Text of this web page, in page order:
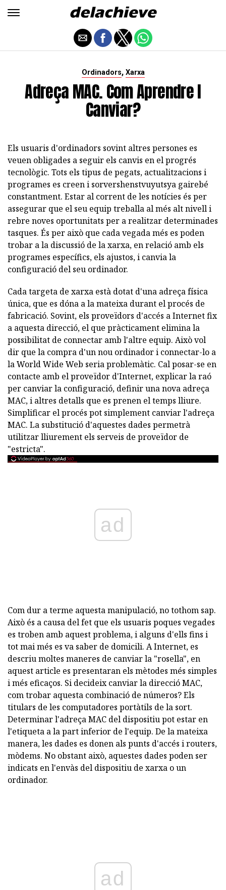
Ordinadors, Xarxa
Adreça MAC. Com Aprendre I
Canviar?
Els usuaris d'ordinadors sovint altres persones es
veuen obligades a seguir els canvis en el progrés
tecnològic. Tots els tipus de pegats, actualitzacions i
programes es creen i sorvershenstvuyutsya gairebé
constantment. Estar al corrent de les notícies és per
assegurar que el seu equip treballa al més alt nivell i
rebre noves oportunitats per a realitzar determinades
tasques. És per això que cada vegada més es poden
trobar a la discussió de la xarxa, en relació amb els
programes específics, els ajustos, i canvia la
configuració del seu ordinador.
Cada targeta de xarxa està dotat d'una adreça física
única, que es dóna a la mateixa durant el procés de
fabricació. Sovint, els proveïdors d'accés a Internet fix
a aquesta direcció, el que pràcticament elimina la
possibilitat de connectar amb l'altre equip. Això vol
dir que la compra d'un nou ordinador i connectar-lo a
la World Wide Web seria problemàtic. Cal posar-se en
contacte amb el proveïdor d'Internet, explicar la raó
per canviar la configuració, definir una nova adreça
MAC, i altres detalls que es prenen el temps lliure.
Simplificar el procés pot simplement canviar l'adreça
MAC. La substitució d'aquestes dades permetrà
utilitzar lliurement els serveis de proveïdor de
"estricta".
ad
Com dur a terme aquesta manipulació, no tothom sap.
Això és a causa del fet que els usuaris poques vegades
es troben amb aquest problema, i alguns d'ells fins i
tot mai més es va saber de domicili. A Internet, es
descriu moltes maneres de canviar la "rosella", en
aquest article es presentaran els mètodes més simples
i més eficaços. Si decideix canviar la direcció MAC,
com trobar aquesta combinació de números? Els
titulars de les computadores portàtils de la sort.
Determinar l'adreça MAC del dispositiu pot estar en
l'etiqueta a la part inferior de l'equip. De la mateixa
manera, les dades es donen als punts d'accés i routers,
mòdems. No obstant això, aquestes dades poden ser
indicats en l'envàs del dispositiu de xarxa o un
ordinador.
ad